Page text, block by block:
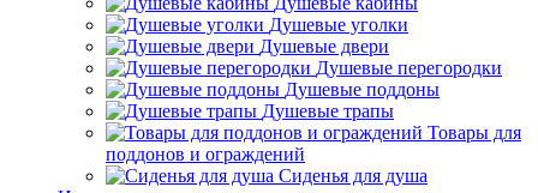
Душевые уголки
Душевые двери
Душевые перегородки
Душевые поддоны
Душевые трапы
Товары для
поддонов и ограждений
Сиденья для душа